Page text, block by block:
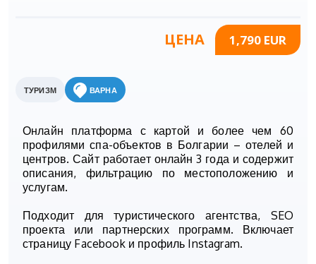
ЦЕНА 1,790 EUR
ТУРИЗМ ВАРНА
Онлайн платформа с картой и более чем 60
профилями спа-объектов в Болгарии – отелей и
центров. Сайт работает онлайн 3 года и содержит
описания, фильтрацию по местоположению и
услугам.
Подходит для туристического агентства, SEO
проекта или партнерских программ. Включает
страницу Facebook и профиль Instagram.